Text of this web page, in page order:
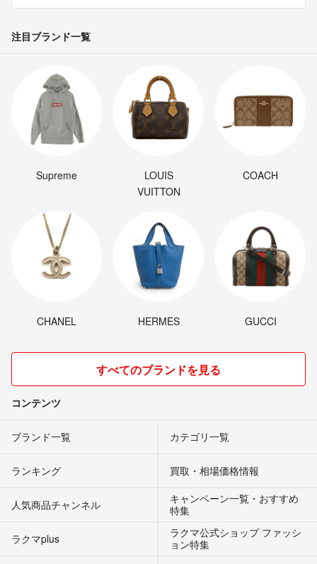
注目ブランド一覧
Supreme
LOUIS
VUITTON
COACH
CHANEL HERMES GUCCI
すべてのブランドを見る
コンテンツ
ブランド一覧 カテゴリ一覧
ランキング 買取・相場価格情報
人気商品チャンネル
キャンペーン一覧・おすすめ
特集
ラクマplus
ラクマ公式ショップ ファッシ
ョン特集